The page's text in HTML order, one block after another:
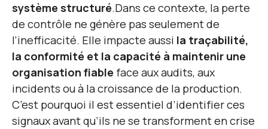
système structuré.Dans ce contexte, la perte
de contrôle ne génère pas seulement de
l’inefficacité. Elle impacte aussi la traçabilité,
la conformité et la capacité à maintenir une
organisation fiable face aux audits, aux
incidents ou à la croissance de la production.
C’est pourquoi il est essentiel d’identifier ces
signaux avant qu’ils ne se transforment en crise